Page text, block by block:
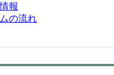
報
の流れ